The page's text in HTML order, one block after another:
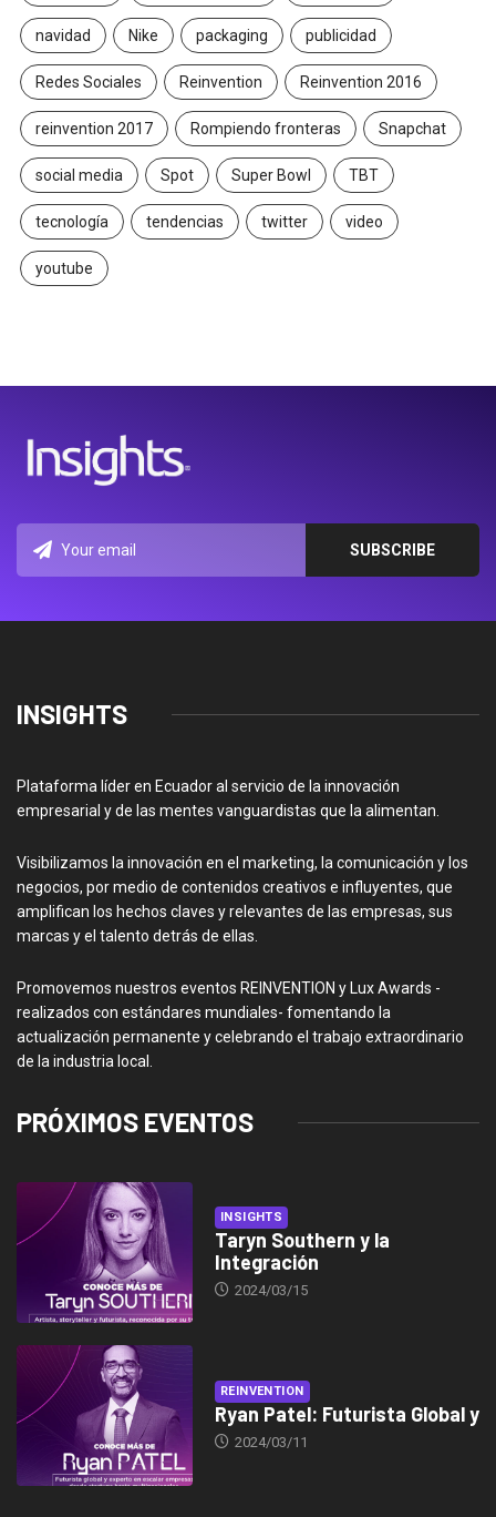
navidad Nike packaging publicidad
Redes Sociales Reinvention Reinvention 2016
reinvention 2017 Rompiendo fronteras Snapchat
social media Spot Super Bowl TBT
tecnología tendencias twitter video
youtube
INSIGHTS
Plataforma líder en Ecuador al servicio de la innovación
empresarial y de las mentes vanguardistas que la alimentan.
Visibilizamos la innovación en el marketing, la comunicación y los
negocios, por medio de contenidos creativos e influyentes, que
amplifican los hechos claves y relevantes de las empresas, sus
marcas y el talento detrás de ellas.
Promovemos nuestros eventos REINVENTION y Lux Awards -
realizados con estándares mundiales- fomentando la
actualización permanente y celebrando el trabajo extraordinario
de la industria local.
PRÓXIMOS EVENTOS
INSIGHTS
Taryn Southern y la
Integración
2024/03/15
REINVENTION
Ryan Patel: Futurista Global y
2024/03/11